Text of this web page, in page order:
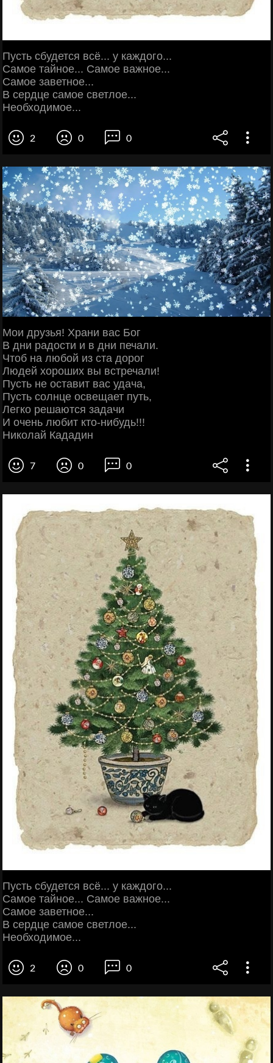
Пусть сбудется всё... у каждого...
Самoe тайное... Самoe важное...
Самoe заветнoe...
В сердце самoe светлое...
Необходимoe...
2 0 0
Мои друзья! Храни вас Бог
В дни радости и в дни печали.
Чтоб на любой из ста дорог
Людей хороших вы встречали!
Пусть не оставит вас удача,
Пусть солнце освещает путь,
Легко решаются задачи
И очень любит кто-нибудь!!!
Николай Кададин
7 0 0
Пусть сбудется всё... у каждого...
Самoe тайное... Самoe важное...
Самoe заветнoe...
В сердце самoe светлое...
Необходимoe...
2 0 0